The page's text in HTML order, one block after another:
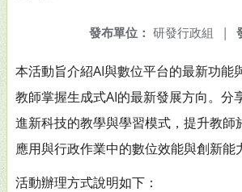
發布單位： 研發行政組 |
本活動旨介紹AI與數位平台的最新功能
教師掌握生成式AI的最新發展方向。分
進新科技的教學與學習模式，提升教師
應用與行政作業中的數位效能與創新能
活動辦理方式說明如下：